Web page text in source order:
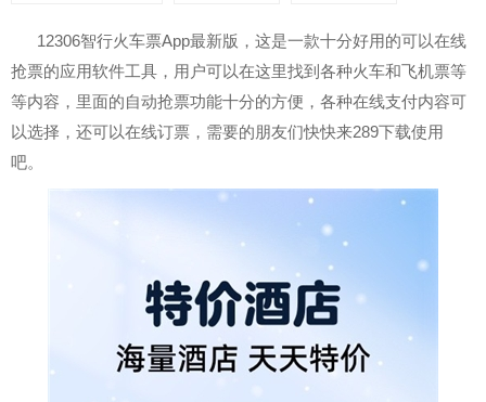
12306智行火车票App最新版，这是一款十分好用的可以在线
抢票的应用软件工具，用户可以在这里找到各种火车和飞机票等
等内容，里面的自动抢票功能十分的方便，各种在线支付内容可
以选择，还可以在线订票，需要的朋友们快快来289下载使用
吧。